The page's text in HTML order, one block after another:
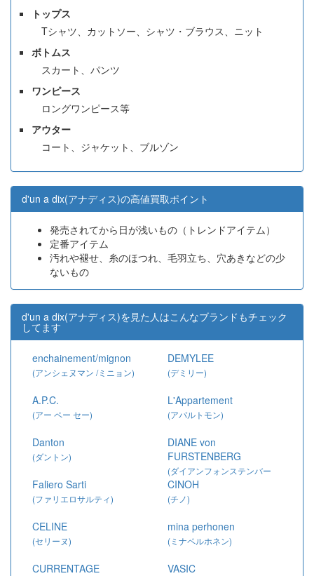
トップス
Tシャツ、カットソー、シャツ・ブラウス、ニット
ボトムス
スカート、パンツ
ワンピース
ロングワンピース等
アウター
コート、ジャケット、ブルゾン
d'un a dix(アナディス)の高値買取ポイント
発売されてから日が浅いもの（トレンドアイテム）
定番アイテム
汚れや褪せ、糸のほつれ、毛羽立ち、穴あきなどの少
ないもの
d'un a dix(アナディス)を見た人はこんなブランドもチェック
してます
enchainement/mignon
(アンシェヌマン /ミニョン)
DEMYLEE
(デミリー)
A.P.C.
(アー ペー セー)
L'Appartement
(アパルトモン)
Danton
(ダントン)
DIANE von
FURSTENBERG
(ダイアンフォンステンバー
グ)
Faliero Sarti
(ファリエロサルティ)
CINOH
(チノ)
CELINE
(セリーヌ)
mina perhonen
(ミナペルホネン)
CURRENTAGE VASIC